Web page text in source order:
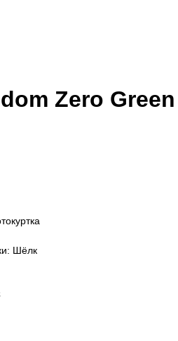
Zero Green
Шёлк